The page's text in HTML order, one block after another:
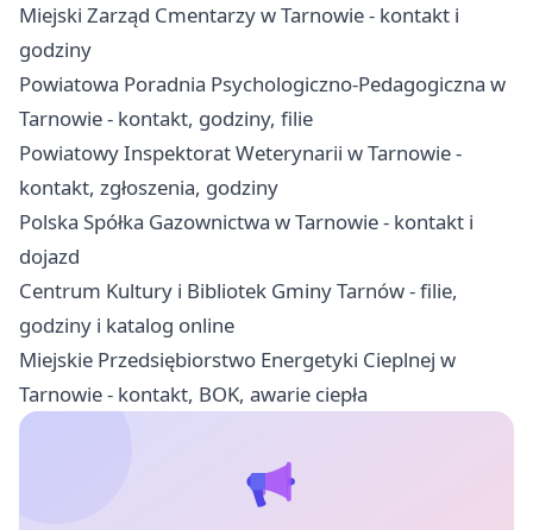
Miejski Zarząd Cmentarzy w Tarnowie - kontakt i
godziny
Powiatowa Poradnia Psychologiczno-Pedagogiczna w
Tarnowie - kontakt, godziny, filie
Powiatowy Inspektorat Weterynarii w Tarnowie -
kontakt, zgłoszenia, godziny
Polska Spółka Gazownictwa w Tarnowie - kontakt i
dojazd
Centrum Kultury i Bibliotek Gminy Tarnów - filie,
godziny i katalog online
Miejskie Przedsiębiorstwo Energetyki Cieplnej w
Tarnowie - kontakt, BOK, awarie ciepła